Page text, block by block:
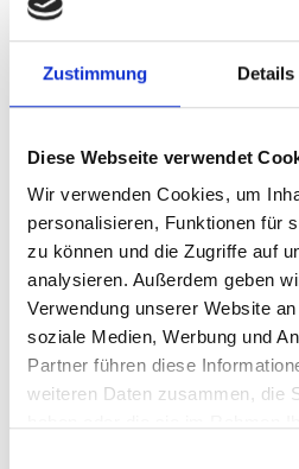
Zustimmung Details
Diese Webseite verwendet
Wir verwenden Cookies, um
personalisieren, Funktionen für
zu können und die Zugriffe auf
analysieren. Außerdem geben
Verwendung unserer Website
soziale Medien, Werbung und
Partner führen diese
weiteren Daten zusammen, die
Gesamtverpflichtungen und -
Projektbeispielen einen
vor Ort.
Download der
Deutsch (PDF, 5 MB,
Englisch (PDF, 5 MB,
Seite teilenhttps://